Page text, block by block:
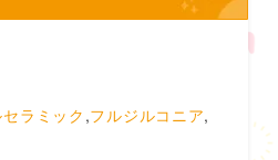
ラミック ,フルジルコニア,